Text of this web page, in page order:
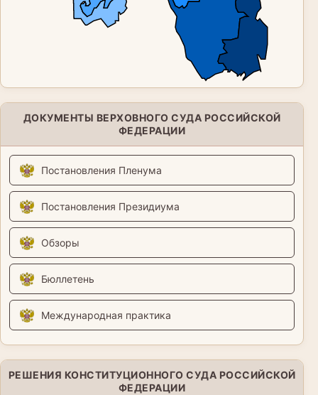
ДОКУМЕНТЫ ВЕРХОВНОГО СУДА РОССИЙСКОЙ
ФЕДЕРАЦИИ
Постановления Пленума
Постановления Президиума
Обзоры
Бюллетень
Международная практика
РЕШЕНИЯ КОНСТИТУЦИОННОГО СУДА РОССИЙСКОЙ
ФЕДЕРАЦИИ